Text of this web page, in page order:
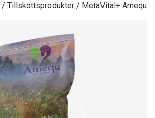
/ Tillskottsprodukter / MetaVital+ Amequ